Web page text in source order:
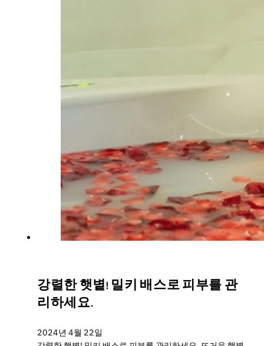
강렬한 햇볕! 밀키 배스로 피부를 관
리하세요.
2024년 4월 22일